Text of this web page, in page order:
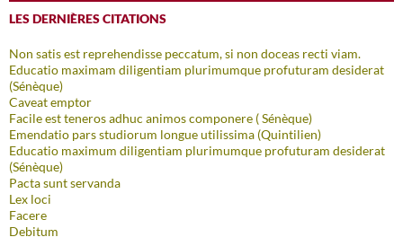
LES DERNIÈRES CITATIONS
Non satis est reprehendisse peccatum, si non doceas recti viam.
Educatio maximam diligentiam plurimumque profuturam desiderat
(Sénèque)
Caveat emptor
Facile est teneros adhuc animos componere ( Sénèque)
Emendatio pars studiorum longue utilissima (Quintilien)
Educatio maximum diligentiam plurimumque profuturam desiderat
(Sénèque)
Pacta sunt servanda
Lex loci
Facere
Debitum